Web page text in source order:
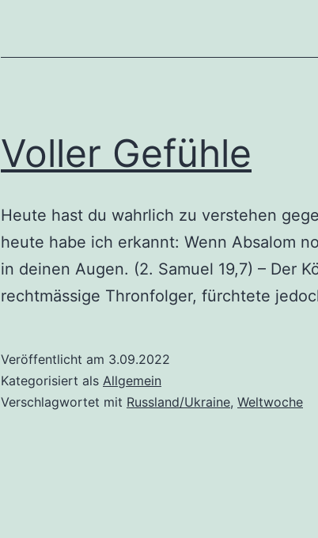
Voller Gefühle
Heute hast du wahrlich zu verstehen
heute habe ich erkannt: Wenn Absalom
in deinen Augen. (2. Samuel 19,7) – Der
rechtmässige Thronfolger, fürchtete
Veröffentlicht am 3.09.2022
Kategorisiert als Allgemein
Verschlagwortet mit Russland/Ukraine, Weltwoche